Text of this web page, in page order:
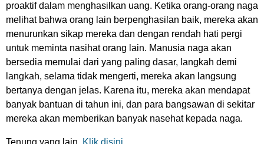
proaktif dalam menghasilkan uang. Ketika orang-orang naga
melihat bahwa orang lain berpenghasilan baik, mereka akan
menurunkan sikap mereka dan dengan rendah hati pergi
untuk meminta nasihat orang lain. Manusia naga akan
bersedia memulai dari yang paling dasar, langkah demi
langkah, selama tidak mengerti, mereka akan langsung
bertanya dengan jelas. Karena itu, mereka akan mendapat
banyak bantuan di tahun ini, dan para bangsawan di sekitar
mereka akan memberikan banyak nasehat kepada naga.
Tenung yang lain, Klik disini